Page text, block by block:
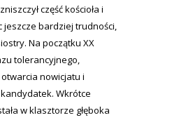
część kościoła i
jeszcze bardziej trudności,
Na początku XX
tolerancyjnego,
nowicjatu i
Wkrótce
w klasztorze głęboka